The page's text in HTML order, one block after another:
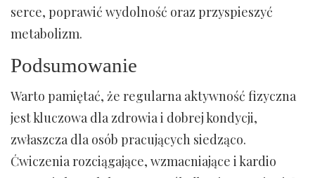
serce, poprawić wydolność oraz przyspieszyć
metabolizm.
Podsumowanie
Warto pamiętać, że regularna aktywność fizyczna
jest kluczowa dla zdrowia i dobrej kondycji,
zwłaszcza dla osób pracujących siedząco.
Ćwiczenia rozciągające, wzmacniające i kardio